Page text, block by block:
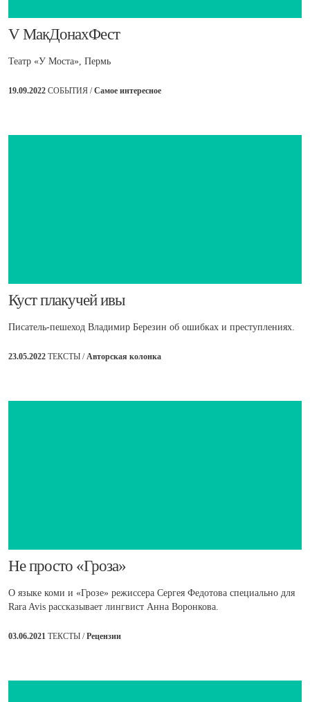
​V МакДонахФест
Театр «У Моста», Пермь
19.09.2022 СОБЫТИЯ /Самое интересное
​Куст плакучей ивы
Писатель-пешеход Владимир Березин об ошибках и преступлениях.
23.05.2022 ТЕКСТЫ /Авторская колонка
​Не просто «Гроза»
О языке коми и «Грозе» режиссера Сергея Федотова специально для
Rara Avis рассказывает лингвист Анна Воронкова.
03.06.2021 ТЕКСТЫ /Рецензии